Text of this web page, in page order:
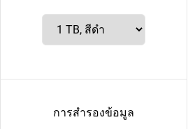
การสำรองข้อมูล